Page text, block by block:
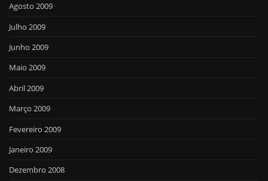
Agosto 2009
Julho 2009
Junho 2009
Maio 2009
Abril 2009
Março 2009
Fevereiro 2009
Janeiro 2009
Dezembro 2008